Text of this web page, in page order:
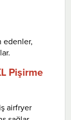
edenler,
Pişirme
airfryer